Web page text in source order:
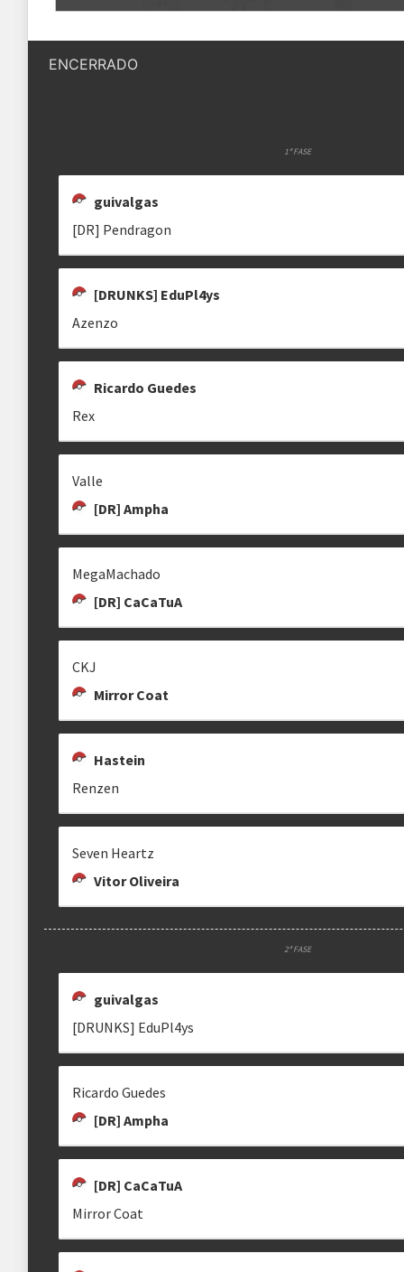
Formato Single Battle 6x6
Rematches Melhor de 1 (BO1)
Estrutura das chaves
Etapa única
megamachado
VALLE
[🇧🇷] Valle
CKJ RENZEN
seven_heartz
ENCERRADO
1ª FASE
guivalgas
[DR] Pendragon
[DRUNKS] EduPl4ys
Azenzo
Ricardo Guedes
Rex
Valle
[DR] Ampha
MegaMachado
[DR] CaCaTuA
CKJ
Mirror Coat
Hastein
Renzen
Seven Heartz
Vitor Oliveira
2ª FASE
guivalgas
[DRUNKS] EduPl4ys
Ricardo Guedes
[DR] Ampha
[DR] CaCaTuA
Mirror Coat